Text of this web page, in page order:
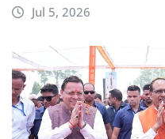
Jul 5, 2026